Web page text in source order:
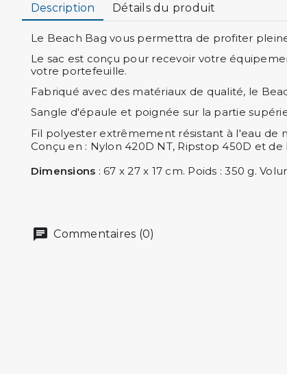
Description Détails du produit
Le Beach Bag vous permettra de profiter
Le sac est conçu pour recevoir votre
votre portefeuille.
Fabriqué avec des matériaux de qualité, le
Sangle d'épaule et poignée sur la partie
Fil polyester extrêmement résistant à l'eau de
Conçu en : Nylon 420D NT, Ripstop 450D et de
Dimensions : 67 x 27 x 17 cm. Poids : 350 g.
Commentaires (0)